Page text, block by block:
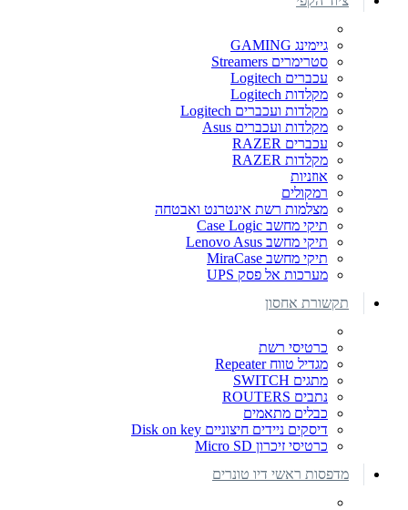
גיימינג GAMING
סטרימרים Streamers
עכברים Logitech
מקלדות Logitech
מקלדות ועכברים Logitech
מקלדות ועכברים Asus
עכברים RAZER
מקלדות RAZER
אוזניות
רמקולים
מצלמות רשת אינטרנט ואבטחה
תיקי מחשב Case Logic
תיקי מחשב Lenovo Asus
תיקי מחשב MiraCase
מערכות אל פסק UPS
תקשורת אחסון
כרטיסי רשת
מגדיל טווח Repeater
מתגים SWITCH
נתבים ROUTERS
כבלים מתאמים
דיסקים ניידים חיצוניים Disk on key
כרטיסי זיכרון Micro SD
מדפסות ראשי דיו טונרים